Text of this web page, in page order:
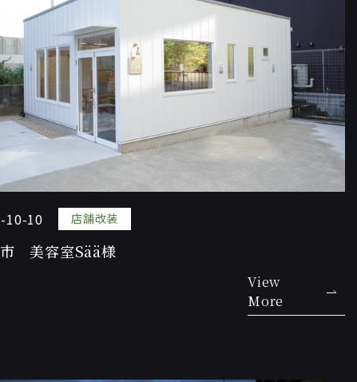
10-10 店舗改装
美容室Sää様
View
More